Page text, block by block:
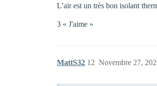
L’air est un très bon isolant
3 « J'aime »
MattS32 Novembre 27,
12